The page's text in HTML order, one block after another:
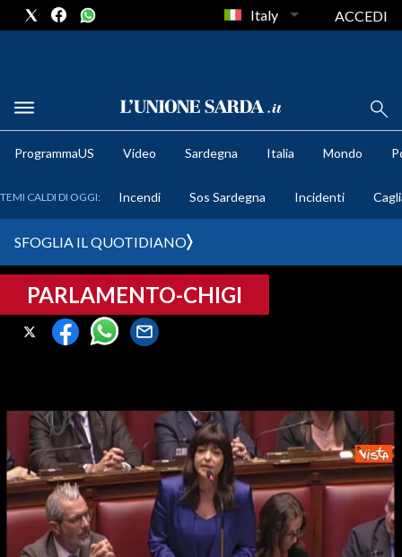
METEO
CRONACA SARDEGNA
CAGLIARI
MEDIO CAMPIDANO
ORISTANO E PROVINCIA
SASSARI E PROVINCIA
GALLURA
NUORO E PROVINCIA
OGLIASTRA
Italy ACCEDI
ProgrammaUS Video Sardegna Italia Mondo
TEMI CALDI DI OGGI: Incendi Sos Sardegna Incidenti
SFOGLIA IL QUOTIDIANO
PARLAMENTO-CHIGI